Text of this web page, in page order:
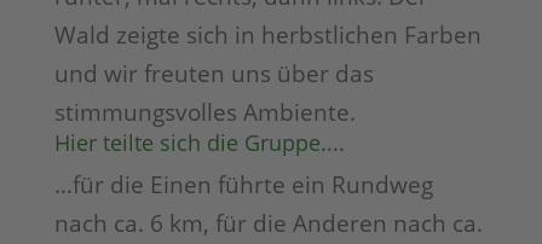
Wald zeigte sich in herbstlichen Farben
und wir freuten uns über das
stimmungsvolles Ambiente.
Hier teilte sich die Gruppe....
…für die Einen führte ein Rundweg
nach ca. 6 km, für die Anderen nach ca.